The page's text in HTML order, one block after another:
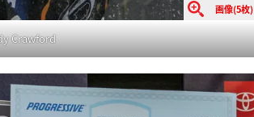
画像(5枚)
Crawford